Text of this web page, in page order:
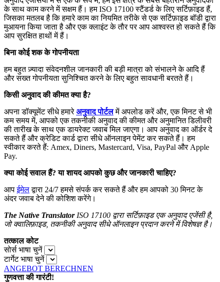
के साथ काम करने में सक्षम हैं। हम ISO 17100 स्टैंडर्ड के लिए सर्टिफ़ाइड हैं,
जिसका मतलब है कि हमारे काम का नियमित तरीके से एक सर्टिफ़ाइड बॉडी द्वारा
मुआयना किया जाता है और एक क्लाइंट के तौर पर आप आश्वस्त हो सकते हैं कि
आप सुरक्षित हाथों में हैं।
बिना कोई शक के गोपनीयता
हम बहुत ज़्यादा संवेदनशील जानकारी की बड़ी मात्रा को संभालने के आदि हैं
और सख्त गोपनीयता सुनिश्चित करने के लिए बहुत सावधानी बरतते हैं।
किसी अनुवाद की कीमत क्या है?
अपना डॉक्यूमेंट सीधे हमारेअनुवाद पोर्टलमें अपलोड करें और, एक मिनट से भी
कम समय में, आपको एक तकनीकी अनुवाद की कीमत और अनुमानित डिलीवरी
की तारीख के साथ एक डायरेक्ट जवाब मिल जाएगा। आप अनुवाद का ऑर्डर दे
सकते हैं और क्रेडिट कार्ड द्वारा सीधे ऑनलाइन पेमेंट कर सकते हैं। हम
स्वीकार करते हैं: Amex, Diners, Mastercard, Visa, PayPal और Apple
Pay.
क्या कोई सवाल हैं? या शायद आपको कुछ और जानकारी चाहिए?
आपईमेलद्वारा 24/7 हमसे संपर्क कर सकते हैं और हम आपको 30 मिनट के
अंदर जवाब देने की कोशिश करेंगे।
The Native TranslatorISO 17100 द्वारा सर्टिफ़ाइड एक अनुवाद एजेंसी है,
जो क्वालिफ़ाइड, तकनीकी अनुवाद सीधे ऑनलाइन प्रदान करने में विशेषज्ञ है।
तत्काल कोट
सोर्स भाषा चुनें
टार्गेट भाषा चुनें
ANGEBOT BERECHNEN
गुणवत्ता की गारंटी!